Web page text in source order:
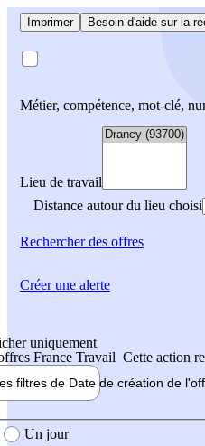
Imprimer Besoin d'aide sur la
Métier, compétence, mot-clé,
Lieu de travail
Distance autour du lieu choisi
Rechercherdes offres
uniquement
France Travail Cette action
filtres de Date de création de
création de l'offre
Un jour
Créer une alerte